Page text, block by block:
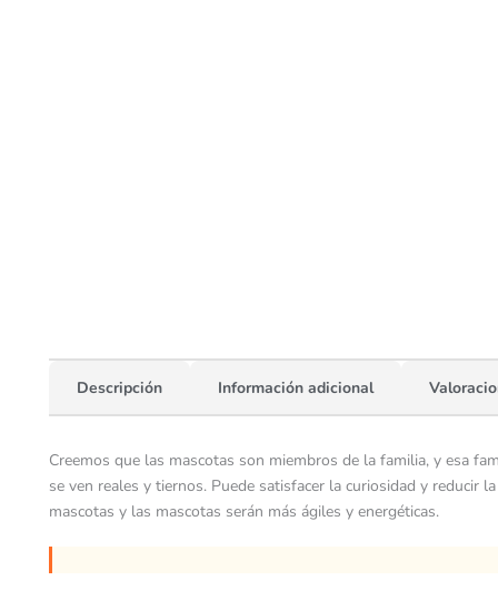
Descripción Información adicional
Creemos que las mascotas son miembros de la familia, y esa
se ven reales y tiernos. Puede satisfacer la curiosidad y reducir
mascotas y las mascotas serán más ágiles y energéticas.